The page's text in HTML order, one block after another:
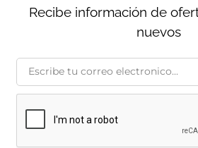
Recibe información de
nuevos